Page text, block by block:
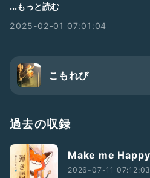
Time is over 知らされても
時のせいになるその前に
Fire fire
私 花火
君を照らす yeah
私 花火
長くはない
若い夜を
思い出してくれるかしら
...もっと読む
2025-02-01 07:01:04
こもれび
過去の収録
Make me Happy
2026-07-11 07:12:03